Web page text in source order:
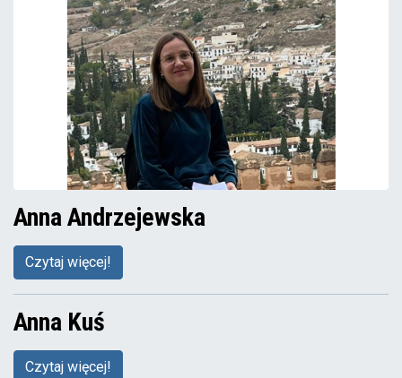
Anna Andrzejewska
Czytaj więcej!
Anna Kuś
Czytaj więcej!